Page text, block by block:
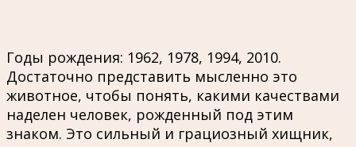
Годы рождения: 1962, 1978, 1994, 2010.
Достаточно представить мысленно это
животное, чтобы понять, какими качествами
наделен человек, рожденный под этим
знаком. Это сильный и грациозный хищник,